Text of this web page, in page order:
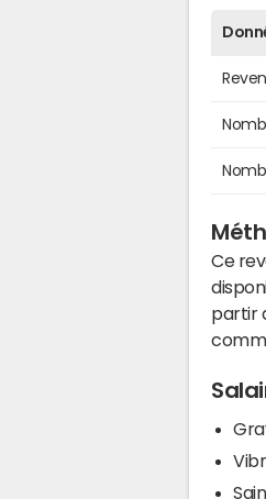
Ce
partir